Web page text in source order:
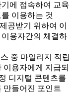
에 접속하여 교육
이용하는 것
공받기 위하여 이
용자간의 체결하
중 마일리지 적립
용자에게 지급되
디지털 콘텐츠를
만들어진 포인트